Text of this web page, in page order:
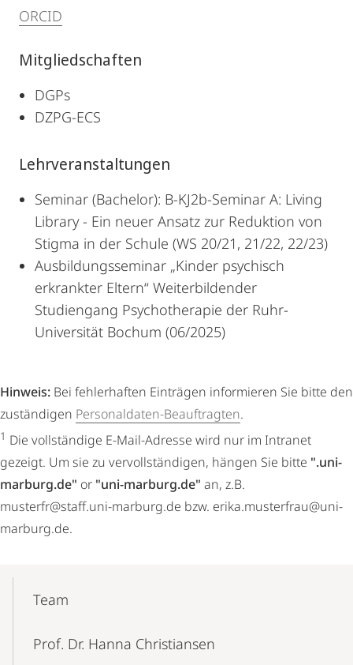
ORCID
Mitgliedschaften
DGPs
DZPG-ECS
Lehrveranstaltungen
Seminar (Bachelor): B-KJ2b-Seminar A: Living
Library - Ein neuer Ansatz zur Reduktion von
Stigma in der Schule (WS 20/21, 21/22, 22/23)
Ausbildungsseminar „Kinder psychisch
erkrankter Eltern“ Weiterbildender
Studiengang Psychotherapie der Ruhr-
Universität Bochum (06/2025)
Hinweis: Bei fehlerhaften Einträgen informieren Sie bitte den
zuständigen Personaldaten-Beauftragten.
1 Die vollständige E-Mail-Adresse wird nur im Intranet
gezeigt. Um sie zu vervollständigen, hängen Sie bitte ".uni-
marburg.de" or "uni-marburg.de" an, z.B.
musterfr@staff.uni-marburg.de bzw. erika.musterfrau@uni-
marburg.de.
Navigation
Team
Prof. Dr. Hanna Christiansen